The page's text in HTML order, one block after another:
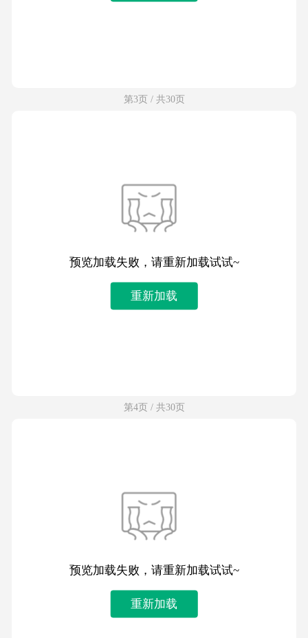
第3页 / 共30页
预览加载失败，请重新加载试试~
重新加载
第4页 / 共30页
预览加载失败，请重新加载试试~
重新加载